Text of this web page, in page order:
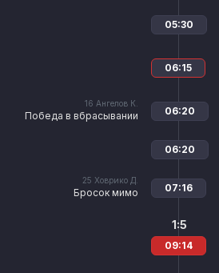
05:30
06:15
16 Ангелов К.
Победа в вбрасывании 06:20
06:20
25 Ховрико Д.
Бросок мимо 07:16
1:5
09:14